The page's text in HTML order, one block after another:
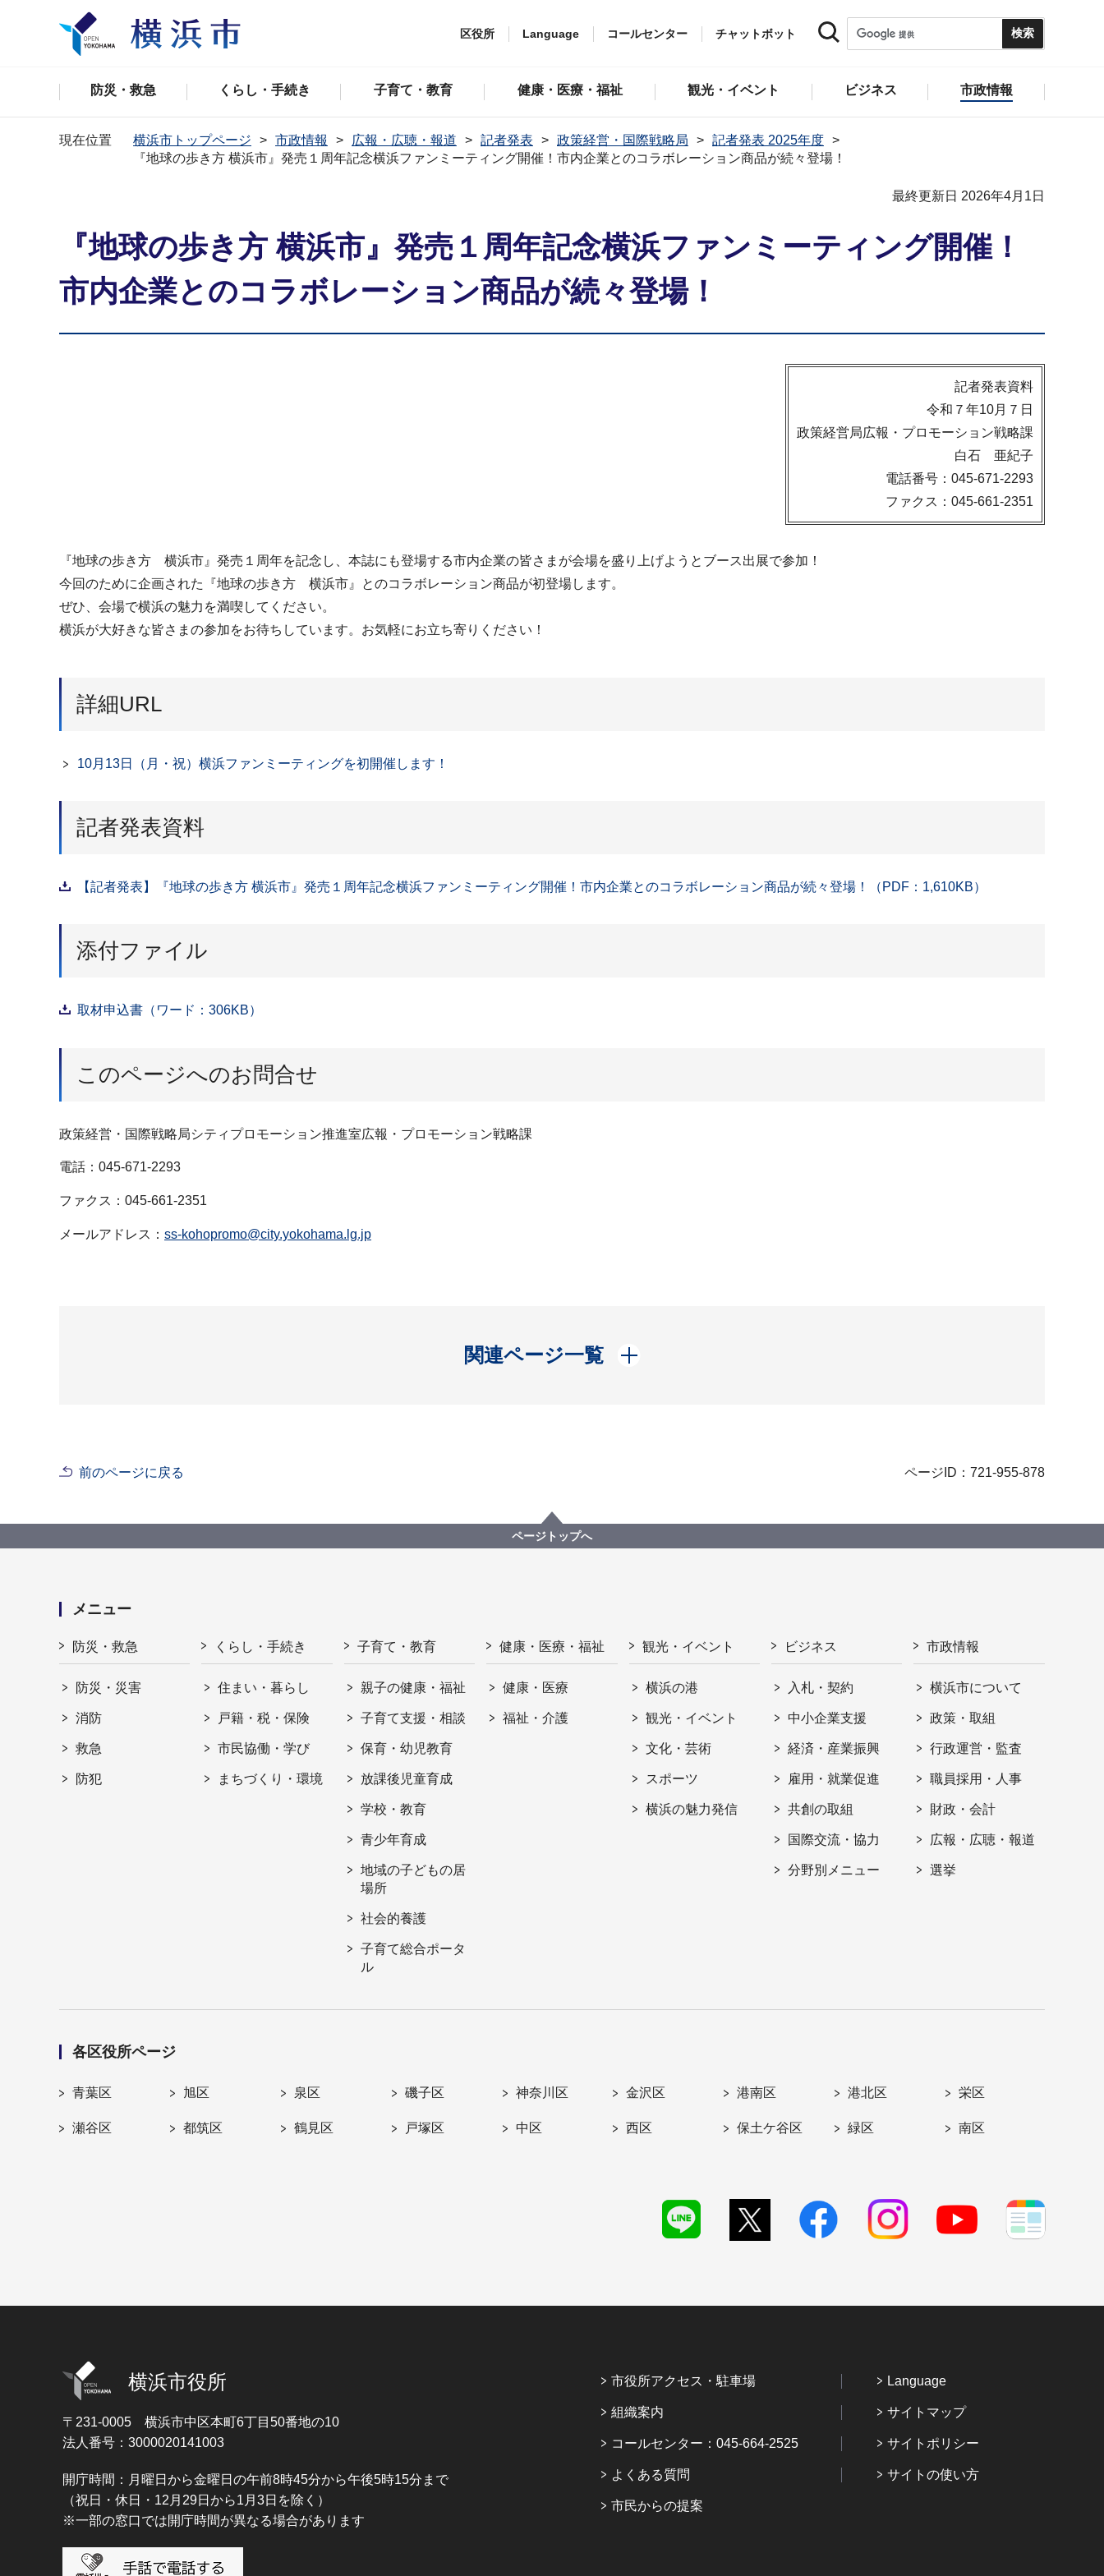
区役所 Language コールセンター チャットボット
防災・救急 くらし・手続き 子育て・教育 健康・医療・福祉 観光・イベント ビジネス 市政情報
現在位置 横浜市トップページ 市政情報 広報・広聴・報道 記者発表 政策経営・国際戦略局
記者発表 2025年度
『地球の歩き方 横浜市』発売１周年記念横浜ファンミーティング開催！市内企業とのコラボレーション商品が続々登場！
最終更新日 2026年4月1日
『地球の歩き方 横浜市』発売１周年記念横浜ファンミーティング開催！
市内企業とのコラボレーション商品が続々登場！
記者発表資料
令和７年10月７日
政策経営局広報・プロモーション戦略課
白石 亜紀子
電話番号：045-671-2293
ファクス：045-661-2351
『地球の歩き方 横浜市』発売１周年を記念し、本誌にも登場する市内企業の皆さまが会場を盛り上げようとブース出展で参加！
今回のために企画された『地球の歩き方 横浜市』とのコラボレーション商品が初登場します。
ぜひ、会場で横浜の魅力を満喫してください。
横浜が大好きな皆さまの参加をお待ちしています。お気軽にお立ち寄りください！
詳細URL
10月13日（月・祝）横浜ファンミーティングを初開催します！
記者発表資料
【記者発表】『地球の歩き方 横浜市』発売１周年記念横浜ファンミーティング開催！市内企業とのコラボレーション商品が続々登場！（PDF：1,610KB）
添付ファイル
取材申込書（ワード：306KB）
このページへのお問合せ
政策経営・国際戦略局シティプロモーション推進室広報・プロモーション戦略課
電話：045-671-2293
ファクス：045-661-2351
メールアドレス： ss-kohopromo@city.yokohama.lg.jp
関連ページ一覧
開く
前のページに戻る ページID：721-955-878
ページトップへ
メニュー
防災・救急
防災・災害
消防
救急
防犯
くらし・手続き
住まい・暮らし
戸籍・税・保険
市民協働・学び
まちづくり・環境
子育て・教育
親子の健康・福祉
子育て支援・相談
保育・幼児教育
放課後児童育成
学校・教育
青少年育成
地域の子どもの居
場所
社会的養護
子育て総合ポータ
ル
健康・医療・福祉
健康・医療
福祉・介護
観光・イベント
横浜の港
観光・イベント
文化・芸術
スポーツ
横浜の魅力発信
ビジネス
入札・契約
中小企業支援
経済・産業振興
雇用・就業促進
共創の取組
国際交流・協力
分野別メニュー
市政情報
横浜市について
政策・取組
行政運営・監査
職員採用・人事
財政・会計
広報・広聴・報道
選挙
各区役所ページ
青葉区 旭区 泉区 磯子区 神奈川区 金沢区 港南区 港北区 栄区
瀬谷区 都筑区 鶴見区 戸塚区 中区 西区 保土ケ谷区 緑区 南区
横浜市役所
〒231-0005 横浜市中区本町6丁目50番地の10
法人番号：3000020141003
開庁時間：月曜日から金曜日の午前8時45分から午後5時15分まで
（祝日・休日・12月29日から1月3日を除く）
※一部の窓口では開庁時間が異なる場合があります
市役所アクセス・駐車場
組織案内
コールセンター：045-664-2525
よくある質問
市民からの提案
Language
サイトマップ
サイトポリシー
サイトの使い方